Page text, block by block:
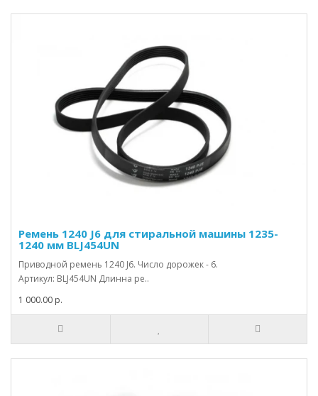
Ремень 1240 J6 для стиральной машины 1235-
1240 мм BLJ454UN
Приводной ремень 1240 J6. Число дорожек - 6.
Артикул: BLJ454UN Длинна ре..
1 000.00 р.